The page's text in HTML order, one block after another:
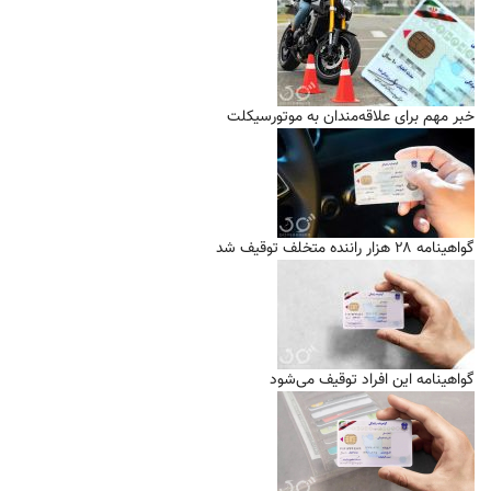
خبر مهم برای علاقه‌مندان به موتورسیکلت
گواهینامه ۲۸ هزار راننده متخلف توقیف شد
گواهینامه این افراد توقیف می‌شود